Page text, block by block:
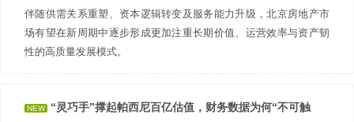
伴随供需关系重塑、资本逻辑转变及服务能力升级，北京房地产市
场有望在新周期中逐步形成更加注重长期价值、运营效率与资产韧
性的高质量发展模式。
NEW
“灵巧手”撑起帕西尼百亿估值，财务数据为何“不可触